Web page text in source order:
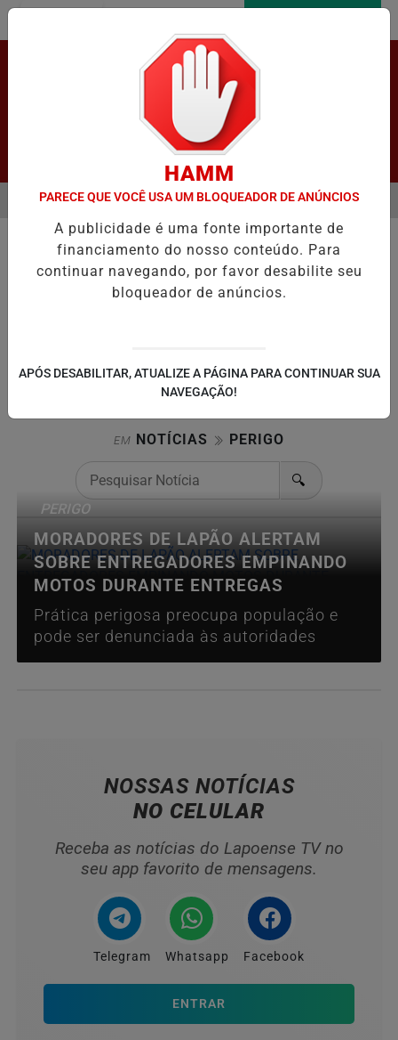
Pesquisar Notícia
E REGISTRA CRESCIMENTO NOS INDICADORES DE
EM ALTA
MENU
EM NOTÍCIAS PERIGO
🔍
PERIGO
MORADORES DE LAPÃO ALERTAM
SOBRE ENTREGADORES EMPINANDO
MOTOS DURANTE ENTREGAS
Prática perigosa preocupa população e
pode ser denunciada às autoridades
NOSSAS NOTÍCIAS
NO CELULAR
Receba as notícias do Lapoense TV no
seu app favorito de mensagens.
Telegram Whatsapp Facebook
ENTRAR
HAMM
PARECE QUE VOCÊ USA UM BLOQUEADOR DE ANÚNCIOS
A publicidade é uma fonte importante de
financiamento do nosso conteúdo. Para
continuar navegando, por favor desabilite seu
bloqueador de anúncios.
APÓS DESABILITAR, ATUALIZE A PÁGINA PARA CONTINUAR SUA
NAVEGAÇÃO!